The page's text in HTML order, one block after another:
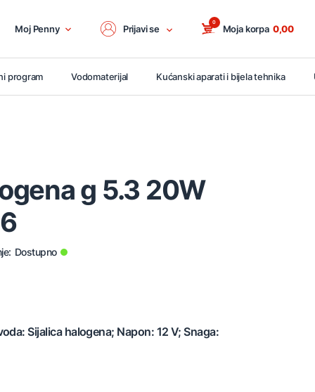
Moj Penny Prijavi se Moja korpa
0
0,00
program Vodomaterijal Kućanski aparati i bijela tehnika
g 5.3 20W
Dostupno
Sijalica halogena; Napon: 12 V; Snaga: